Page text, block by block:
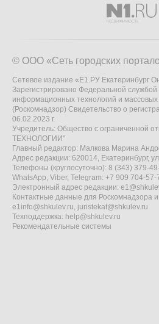
© ООО «Сеть городских
Сетевое издание «Е1.РУ Екатеринбург
Зарегистрировано Федеральной
информационных технологий и массовых
(Роскомнадзор) Свидетельство о
06.02.2023 г.
Учредитель: Общество с ограниченной
ТЕХНОЛОГИИ"
Главный редактор: Малкова Марина
Адрес редакции: 620014, Екатеринбург,
Телефоны (круглосуточно): 8 (343) 379-
WhatsApp, Viber, Telegram: +7 909 704-57-
Электронный адрес редакции:
Контактные данные для Роскомнадзора и
e1info@shkulev.ru, juristekat@shkulev.ru
Техподдержка: help@shkulev.ru
Рекомендательные системы